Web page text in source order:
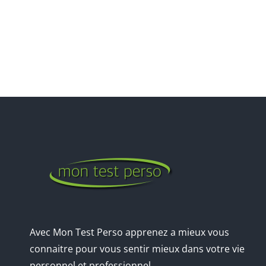
Avec Mon Test Perso apprenez a mieux vous
connaitre pour vous sentir mieux dans votre vie